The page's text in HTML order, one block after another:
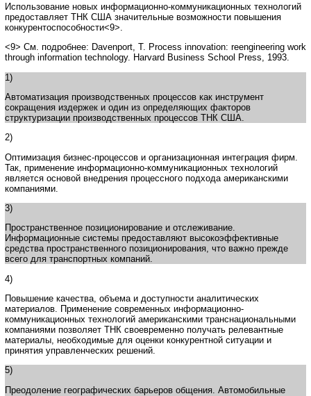
Использование новых информационно-коммуникационных технологий
предоставляет ТНК США значительные возможности повышения
конкурентоспособности<9>.
<9> См. подробнее: Davenport, T. Process innovation: reengineering work
through information technology. Harvard Business School Press, 1993.
1)
Автоматизация производственных процессов как инструмент
сокращения издержек и один из определяющих факторов
структуризации производственных процессов ТНК США.
2)
Оптимизация бизнес-процессов и организационная интеграция фирм.
Так, применение информационно-коммуникационных технологий
является основой внедрения процессного подхода американскими
компаниями.
3)
Пространственное позиционирование и отслеживание.
Информационные системы предоставляют высокоэффективные
средства пространственного позиционирования, что важно прежде
всего для транспортных компаний.
4)
Повышение качества, объема и доступности аналитических
материалов. Применение современных информационно-
коммуникационных технологий американскими транснациональными
компаниями позволяет ТНК своевременно получать релевантные
материалы, необходимые для оценки конкурентной ситуации и
принятия управленческих решений.
5)
Преодоление географических барьеров общения. Автомобильные